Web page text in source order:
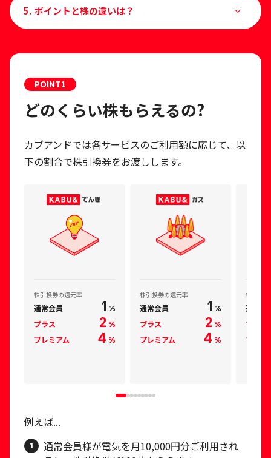
5. ポイントと株の違いは？
POINT1
どのくらい株もらえるの?
カブアンドでは各サービスのご利用額に応じて、以
下の割合で株引換券をお渡しします。
株引換券の還元率
通常会員 1 %
プラス 2 %
プレミアム 4 %
株引換券の還元率
通常会員 1 %
プラス 2 %
プレミアム 4 %
株引換
通常会
プラス
プレミ
例えば...
1
通常会員様が電気を月10,000円分ご利用され